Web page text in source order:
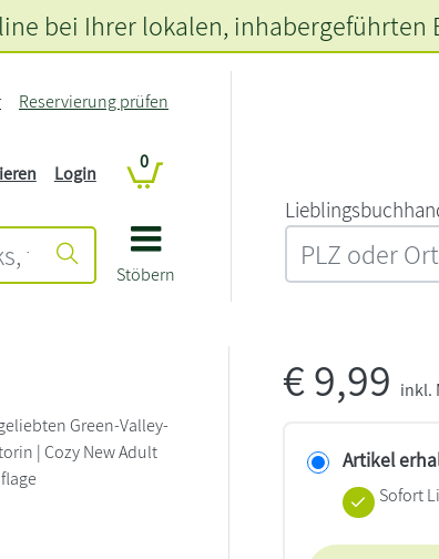
Stöbern
Reservierung prüfen
Login
0
bei Ihrer lokalen, inhabergeführten
Green-Valley-
| Cozy New Adult
€9,99 inkl.
Artikel
Sofort